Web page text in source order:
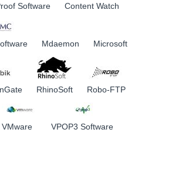
Software Content Watch
Mdaemon Microsoft
RhinoSoft Robo-FTP
VMware VPOP3 Software